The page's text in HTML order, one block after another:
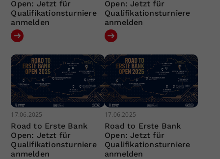
Open: Jetzt für
Qualifikationsturniere
anmelden
Open: Jetzt für
Qualifikationsturniere
anmelden
17.06.2025
Road to Erste Bank
Open: Jetzt für
Qualifikationsturniere
anmelden
17.06.2025
Road to Erste Bank
Open: Jetzt für
Qualifikationsturniere
anmelden